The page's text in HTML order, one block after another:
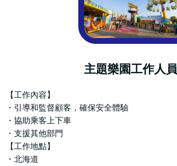
主題樂園工作人員
【工作內容】
・引導和監督顧客，確保安全體驗
・協助乘客上下車
・支援其他部門
【工作地點】
・北海道